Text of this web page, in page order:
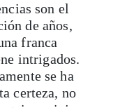
son el
de años,
franca
intrigados.
se ha
certeza, no